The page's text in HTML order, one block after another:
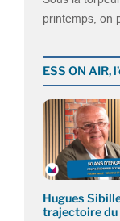
printemps, on
ESS ON AIR,
Hugues
trajectoire du